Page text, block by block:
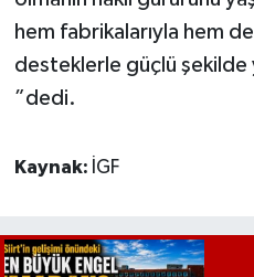
hem fabrikalarıyla hem
desteklerle güçlü
”dedi.
Kaynak: İGF